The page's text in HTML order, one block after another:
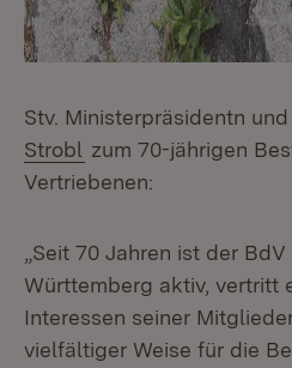
Stv. Ministerpräsidentn
Strobl zum 70-jährigen
Vertriebenen:
„Seit 70 Jahren ist der
Württemberg aktiv, vertritt
Interessen seiner
vielfältiger Weise für die